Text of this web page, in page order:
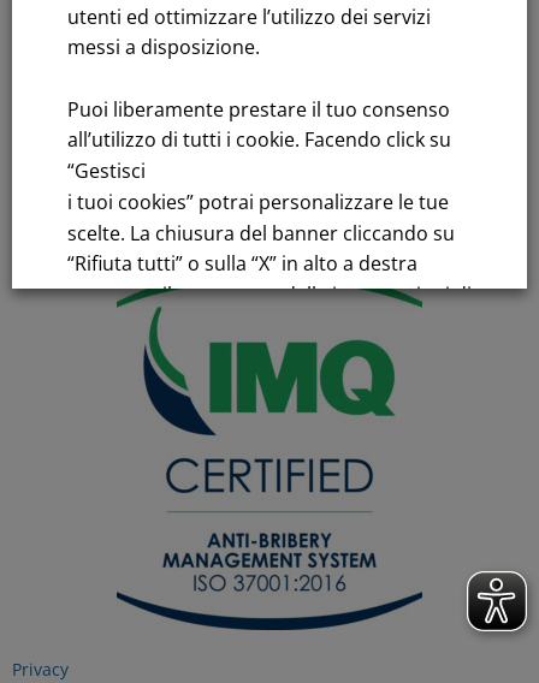
FNM S.p.A.
Sede in Milano, Piazzale Cadorna, 14
Capitale sociale € 230.000.000,00 interamente versato
Iscrizione Registro Imprese
C.F.e P.IVA 00776140154
C.C.I.AA. Milano – REA 28331
Privacy
utenti ed ottimizzare l’utilizzo dei servizi
messi a disposizione.
Puoi liberamente prestare il tuo consenso
all’utilizzo di tutti i cookie. Facendo click su
“Gestisci
i tuoi cookies” potrai personalizzare le tue
scelte. La chiusura del banner cliccando su
“Rifiuta tutti” o sulla “X” in alto a destra
comporta il permanere delle impostazioni di
default e la continuazione della navigazione
in assenza di cookie o altri strumenti di
tracciamento diversi da quelli tecnici.
Informativa sui dati personali e cookie
RIFIUTA TUTTI